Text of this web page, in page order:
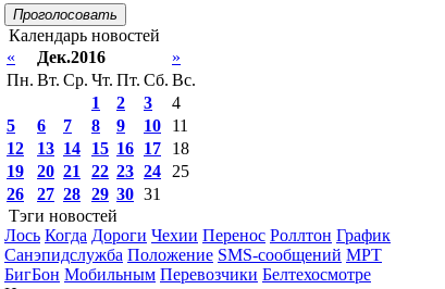
Проголосовать
Календарь новостей
«
Дек.2016
»
Пн. Вт. Ср. Чт. Пт. Сб. Вс.
1
2 3
4
5
6 7 8 9 10
11
12
13 14 15 16 17
18
19
20 21 22 23 24
25
26
27 28 29 30 31
Тэги новостей
Лось Когда Дороги Чехии Перенос Роллтон График
Санэпидслужба Положение SMS-сообщений МРТ
БигБон Мобильным Перевозчики Белтехосмотре